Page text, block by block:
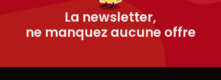
La newsletter,
ne manquez aucune offre